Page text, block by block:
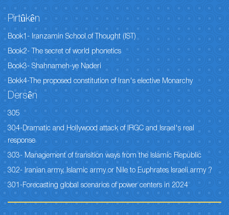
Pirtûkên
Book1- Iranzamin School of Thought (IST)
Book2- The secret of world phonetics
Book3- Shahnameh-ye Naderi
Bokk4-The proposed constitution of Iran's elective Monarchy
Dersên
305
304-Dramatic and Hollywood attack of IRGC and Israel's real
response
303- Management of transition ways from the Islamic Republic
302- Iranian army, Islamic army or Nile to Euphrates Israeli army ?
301-Forecasting global scenarios of power centers in 2024